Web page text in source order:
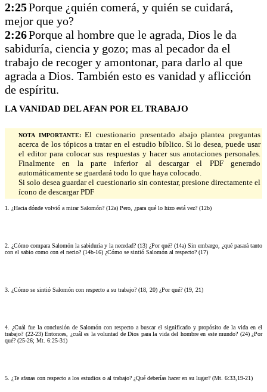
2:25Porque ¿quién comerá, y quién se cuidará,
mejor que yo?
2:26Porque al hombre que le agrada, Dios le da
sabiduría, ciencia y gozo; mas al pecador da el
trabajo de recoger y amontonar, para darlo al que
agrada a Dios. También esto es vanidad y aflicción
de espíritu.
LA VANIDAD DEL AFAN POR EL TRABAJO
NOTA IMPORTANTE:
El cuestionario presentado abajo plantea preguntas
acerca de los tópicos a tratar en el estudio bíblico. Si lo desea, puede usar
el editor para colocar sus respuestas y hacer sus anotaciones personales.
Finalmente en la parte inferior al descargar el PDF generado
automáticamente se guardará todo lo que haya colocado.
Si solo desea guardar el cuestionario sin contestar, presione directamente el
ícono de descargar PDF
1. ¿Hacia dónde volvió a mirar Salomón? (12a) Pero, ¿para qué lo hizo está vez? (12b)
2. ¿Cómo compara Salomón la sabiduría y la necedad? (13) ¿Por qué? (14a) Sin embargo, ¿qué pasará tanto
con el sabio como con el necio? (14b-16) ¿Cómo se sintió Salomón al respecto? (17)
3. ¿Cómo se sintió Salomón con respecto a su trabajo? (18, 20) ¿Por qué? (19, 21)
4. ¿Cuál fue la conclusión de Salomón con respecto a buscar el significado y propósito de la vida en el
trabajo? (22-23) Entonces, ¿cuál es la voluntad de Dios para la vida del hombre en este mundo? (24) ¿Por
qué? (25-26; Mt. 6:25-31)
5. ¿Te afanas con respecto a los estudios o al trabajo? ¿Qué deberías hacer en su lugar? (Mt. 6:33,19-21)